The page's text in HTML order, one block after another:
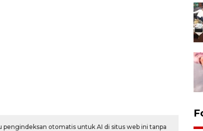
otomatis untuk AI di situs web ini tanpa